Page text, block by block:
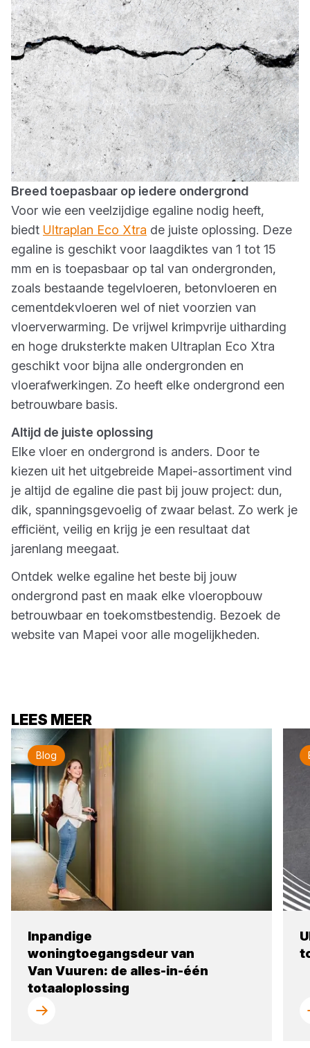
Breed toepasbaar op iedere ondergrond
Voor wie een veelzijdige egaline nodig heeft,
biedt Ultraplan Eco Xtra de juiste oplossing. Deze
egaline is geschikt voor laagdiktes van 1 tot 15
mm en is toepasbaar op tal van ondergronden,
zoals bestaande tegelvloeren, betonvloeren en
cementdekvloeren wel of niet voorzien van
vloerverwarming. De vrijwel krimpvrije uitharding
en hoge druksterkte maken Ultraplan Eco Xtra
geschikt voor bijna alle ondergronden en
vloerafwerkingen. Zo heeft elke ondergrond een
betrouwbare basis.
Altijd de juiste oplossing
Elke vloer en ondergrond is anders. Door te
kiezen uit het uitgebreide Mapei-assortiment vind
je altijd de egaline die past bij jouw project: dun,
dik, spanningsgevoelig of zwaar belast. Zo werk je
efficiënt, veilig en krijg je een resultaat dat
jarenlang meegaat.
Ontdek welke egaline het beste bij jouw
ondergrond past en maak elke vloeropbouw
betrouwbaar en toekomstbestendig. Bezoek de
website van Mapei voor alle mogelijkheden.
LEES MEER
Blog
Inpandige
woningtoegangsdeur van
Van Vuuren: de alles-in-één
totaaloplossing